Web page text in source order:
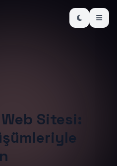
Web Sitesi: